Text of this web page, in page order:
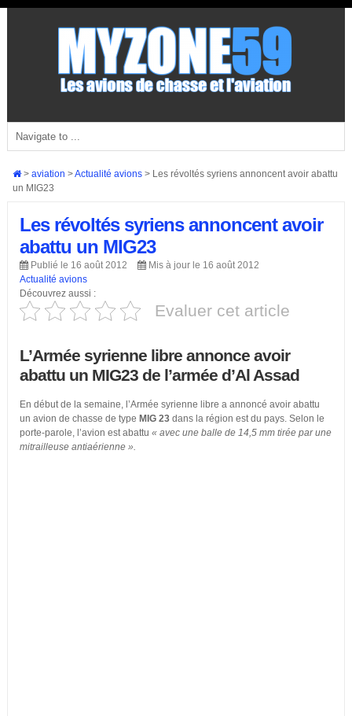
> aviation >Actualité avions> Les révoltés syriens annoncent avoir abattu
un MIG23
Les révoltés syriens annoncent avoir
abattu un MIG23
Publié le 16 août 2012
Mis à jour le 16 août 2012
Actualité avions
Découvrez aussi :
Evaluer cet article
L’Armée syrienne libre annonce avoir
abattu un MIG23 de l’armée d’Al Assad
En début de la semaine, l’Armée syrienne libre a annoncé avoir abattu
un avion de chasse de type MIG 23 dans la région est du pays. Selon le
porte-parole, l’avion est abattu « avec une balle de 14,5 mm tirée par une
mitrailleuse antiaérienne ».